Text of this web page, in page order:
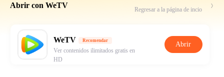
Abrir con WeTV Regresar a la página de incio
WeTV Recomendar
Ver contenidos ilimitados gratis en
HD
Abrir